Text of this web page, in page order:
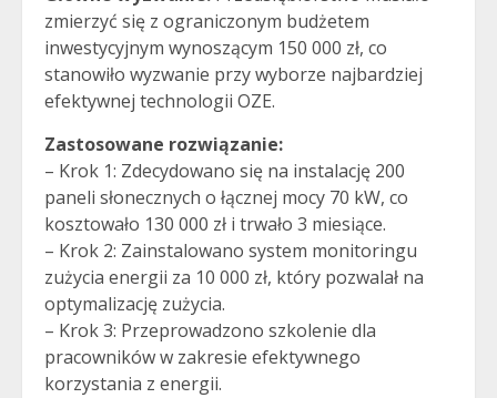
zmierzyć się z ograniczonym budżetem
inwestycyjnym wynoszącym 150 000 zł, co
stanowiło wyzwanie przy wyborze najbardziej
efektywnej technologii OZE.
Zastosowane rozwiązanie:
– Krok 1: Zdecydowano się na instalację 200
paneli słonecznych o łącznej mocy 70 kW, co
kosztowało 130 000 zł i trwało 3 miesiące.
– Krok 2: Zainstalowano system monitoringu
zużycia energii za 10 000 zł, który pozwalał na
optymalizację zużycia.
– Krok 3: Przeprowadzono szkolenie dla
pracowników w zakresie efektywnego
korzystania z energii.